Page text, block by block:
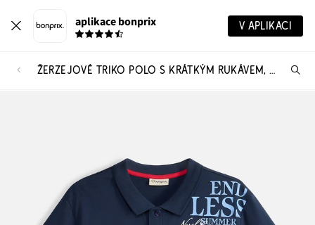
aplikace bonprix V APLIKACI
ŽERZEJOVÉ TRIKO POLO S KRÁTKÝM RUKÁVEM, Z ORGANICKÉ BAVLNY